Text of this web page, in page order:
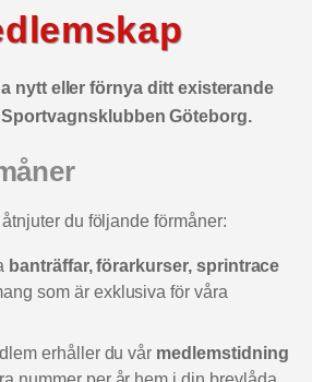
nytt eller förnya ditt existerande
Göteborg.
du följande förmåner:
banträffar, förarkurser, sprintrace
som är exklusiva för våra
erhåller du vår medlemstidning